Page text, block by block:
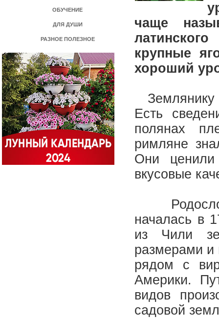
ОБУЧЕНИЕ
ДЛЯ ДУШИ
РАЗНОЕ ПОЛЕЗНОЕ
чаще
крупные
хороший
Землянику
Есть
полянах
римляне
Они
вкусовые
началась в
из Чили
размерами и
рядом с
Америки.
видов
садовой